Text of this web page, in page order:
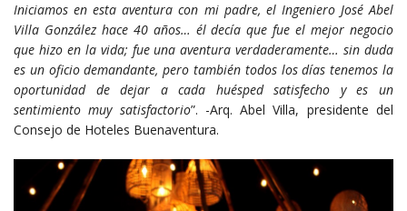
Iniciamos en esta aventura con mi padre, el Ingeniero José Abel
Villa González hace 40 años… éldecía que fue el mejor negocio
que hizo en la vida; fue una aventura verdaderamente… sin duda
es un oficio demandante, pero también todos los díastenemos la
oportunidad de dejar a cada huéspedsatisfecho y es un
sentimiento muy satisfactorio”. -Arq. Abel Villa, presidente del
Consejo de Hoteles Buenaventura.